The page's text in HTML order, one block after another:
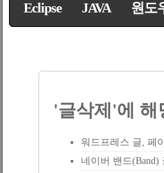
Eclipse
JAVA 원도
'글삭제'에 해
워드프레스 글, 페
네이버 밴드